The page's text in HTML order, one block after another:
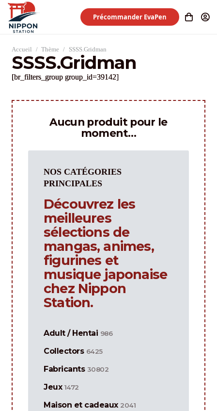
Précommander EvaPen
Accueil / Thème / SSSS.Gridman
SSSS.Gridman
[br_filters_group group_id=39142]
Aucun produit pour le
moment…
NOS CATÉGORIES
PRINCIPALES
Découvrez les
meilleures
sélections de
mangas, animes,
figurines et
musique japonaise
chez Nippon
Station.
Adult / Hentai 986
Collectors 6425
Fabricants 30802
Jeux 1472
Maison et cadeaux 2041